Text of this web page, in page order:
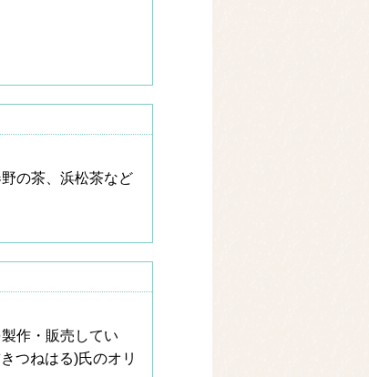
の茶、浜松茶など
作・販売してい
つねはる)氏のオリ